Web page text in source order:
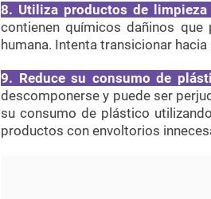
8. Utiliza productos de limpieza
contienen químicos dañinos
humana. Intenta transicionar
9. Reduce su consumo de
descomponerse y puede ser
su consumo de plástico
productos con envoltorios